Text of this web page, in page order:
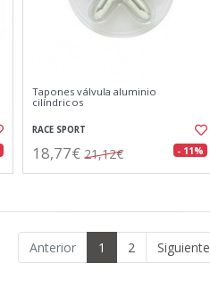
Tapones válvula aluminio
cilíndricos
RACE SPORT
18,77€ 21,12€ - 11%
Anterior 1 2 Siguiente